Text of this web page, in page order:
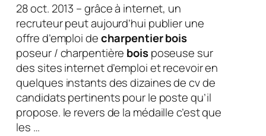
28 oct. 2013 – grâce à internet, un
recruteur peut aujourd’hui publier une
offre d’emploi decharpentier bois
poseur / charpentière boisposeuse sur
des sites internet d’emploi et recevoir en
quelques instants des dizaines de cv de
candidats pertinents pour le poste qu’il
propose. le revers de la médaille c’est que
les …